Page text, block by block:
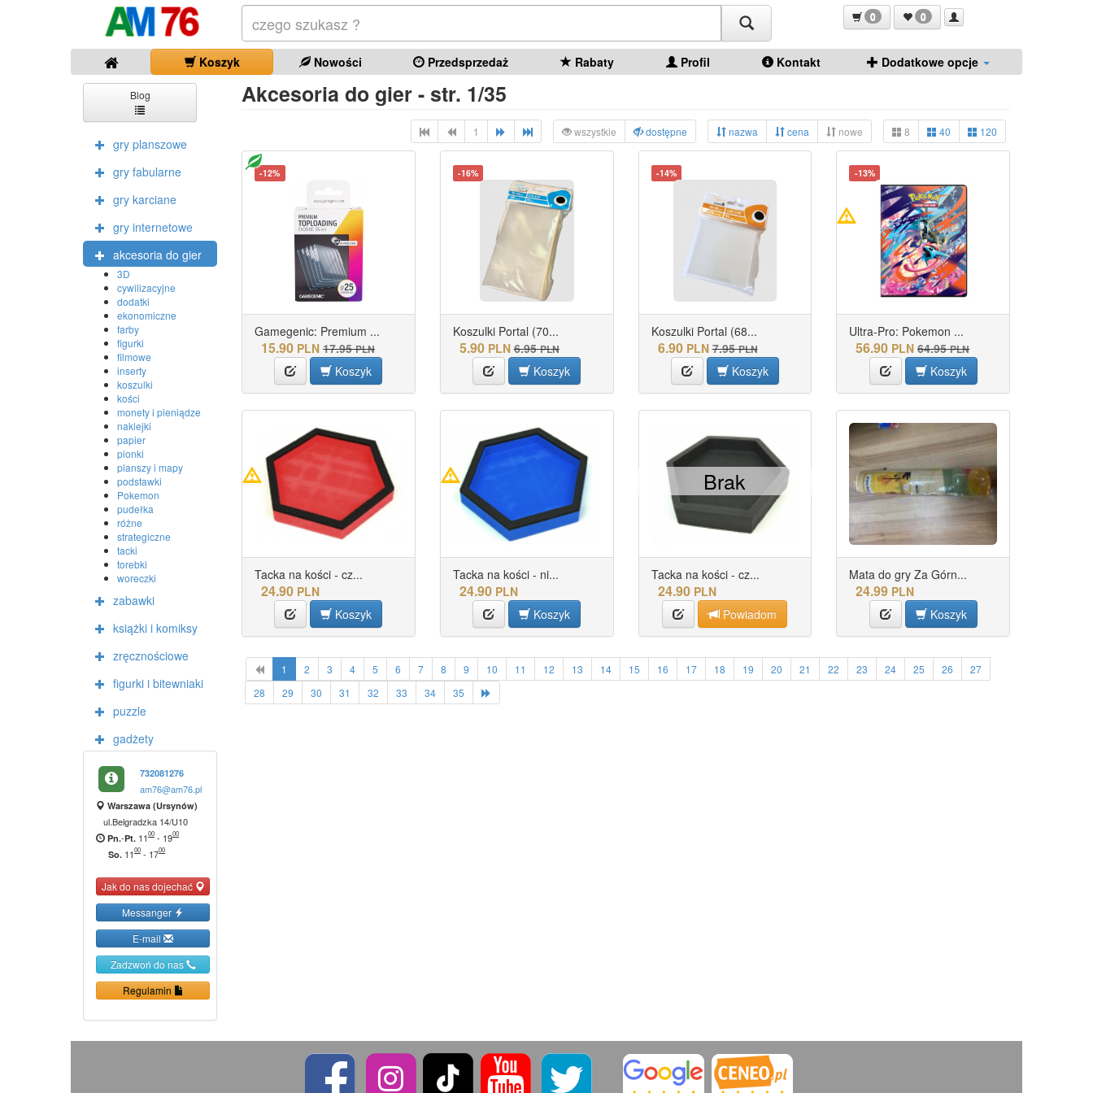
0 0
Koszyk Nowości Przedsprzedaż Rabaty Profil Kontakt Dodatkowe opcje
Blog
gry planszowe
gry fabularne
gry karciane
gry internetowe
akcesoria do gier
3D
cywilizacyjne
dodatki
ekonomiczne
farby
figurki
filmowe
inserty
koszulki
kości
monety i pieniądze
naklejki
papier
pionki
planszy i mapy
podstawki
Pokemon
pudełka
różne
strategiczne
tacki
torebki
woreczki
zabawki
książki i komiksy
zręcznościowe
figurki i bitewniaki
puzzle
gadżety
732081276
am76@am76.pl
Warszawa (Ursynów)
ul.Belgradzka 14/U10
Pn.-Pt. 1100 - 1900
So. 1100 - 1700
Jak do nas dojechać
Messanger
E-mail
Zadzwoń do nas
Regulamin
Akcesoria do gier - str. 1/35
1 wszystkie dostępne nazwa cena nowe 8 40 120
-12%
Gamegenic: Premium ...
15.90 PLN 17.95 PLN
Koszyk
-16%
Koszulki Portal (70...
5.90 PLN 6.95 PLN
Koszyk
-14%
Koszulki Portal (68...
6.90 PLN 7.95 PLN
Koszyk
-13%
Ultra-Pro: Pokemon ...
56.90 PLN 64.95 PLN
Koszyk
Tacka na kości - cz...
24.90 PLN
Koszyk
Tacka na kości - ni...
24.90 PLN
Koszyk
Tacka na kości - cz...
24.90 PLN
Powiadom
Brak
Mata do gry Za Górn...
24.99 PLN
Koszyk
1 2 3 4 5 6 7 8 9 10 11 12 13 14 15 16 17 18 19 20 21 22 23 24 25 26
27
28
29 30 31 32 33 34 35